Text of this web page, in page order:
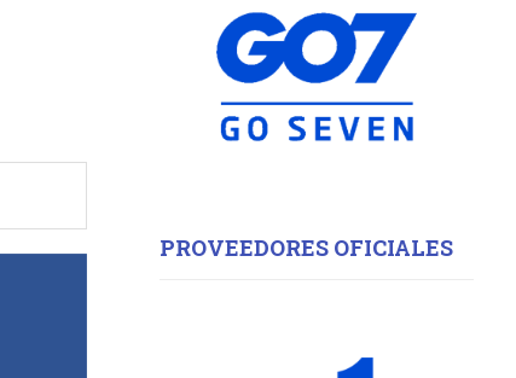
PROVEEDORES OFICIALES